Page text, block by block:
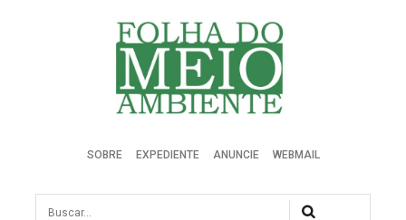
Folha do Meio Ambiente
SOBRE EXPEDIENTE ANUNCIE WEBMAIL
Busca